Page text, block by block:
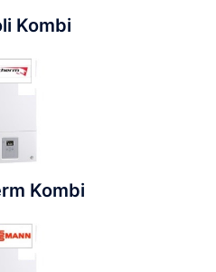
Kombi
Kombi